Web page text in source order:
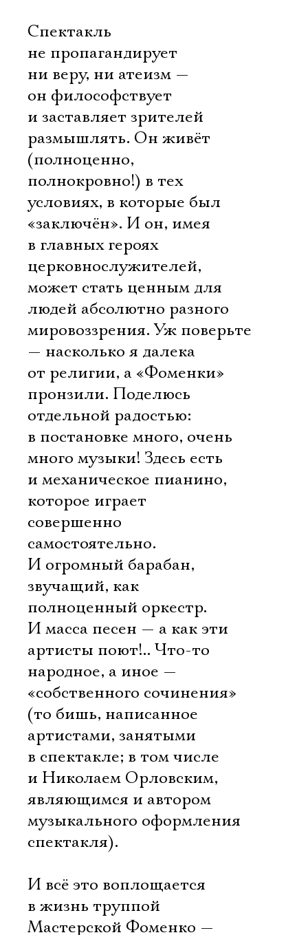
Спектакль
не пропагандирует
ни веру, ни атеизм —
он философствует
и заставляет зрителей
размышлять. Он живёт
(полноценно,
полнокровно!) в тех
условиях, в которые был
«заключён». И он, имея
в главных героях
церковнослужителей,
может стать ценным для
людей абсолютно разного
мировоззрения. Уж поверьте
— насколько я далека
от религии, а «Фоменки»
пронзили. Поделюсь
отдельной радостью:
в постановке много, очень
много музыки! Здесь есть
и механическое пианино,
которое играет
совершенно
самостоятельно.
И огромный барабан,
звучащий, как
полноценный оркестр.
И масса песен — а как эти
артисты поют!.. Что-то
народное, а иное —
«собственного сочинения»
(то бишь, написанное
артистами, занятыми
в спектакле; в том числе
и Николаем Орловским,
являющимся и автором
музыкального оформления
спектакля).
И всё это воплощается
в жизнь труппой
Мастерской Фоменко —